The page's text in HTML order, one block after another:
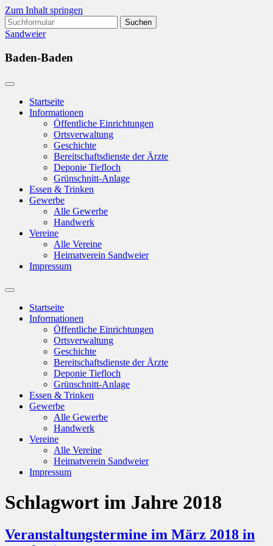
Zum Inhalt springen
Suchen
nach:
Sandweier
Baden-Baden
Startseite
Informationen
Öffentliche Einrichtungen
Ortsverwaltung
Geschichte
Bereitschaftsdienste der Ärzte
Deponie Tiefloch
Grünschnitt-Anlage
Essen & Trinken
Gewerbe
Alle Gewerbe
Handwerk
Vereine
Alle Vereine
Heimatverein Sandweier
Impressum
Suchfeld
ein-/ausblenden
Startseite
Informationen
Öffentliche Einrichtungen
Ortsverwaltung
Geschichte
Bereitschaftsdienste der Ärzte
Deponie Tiefloch
Grünschnitt-Anlage
Essen & Trinken
Gewerbe
Alle Gewerbe
Handwerk
Vereine
Alle Vereine
Heimatverein Sandweier
Impressum
Schlagwort im Jahre 2018
Veranstaltungstermine im März 2018 in